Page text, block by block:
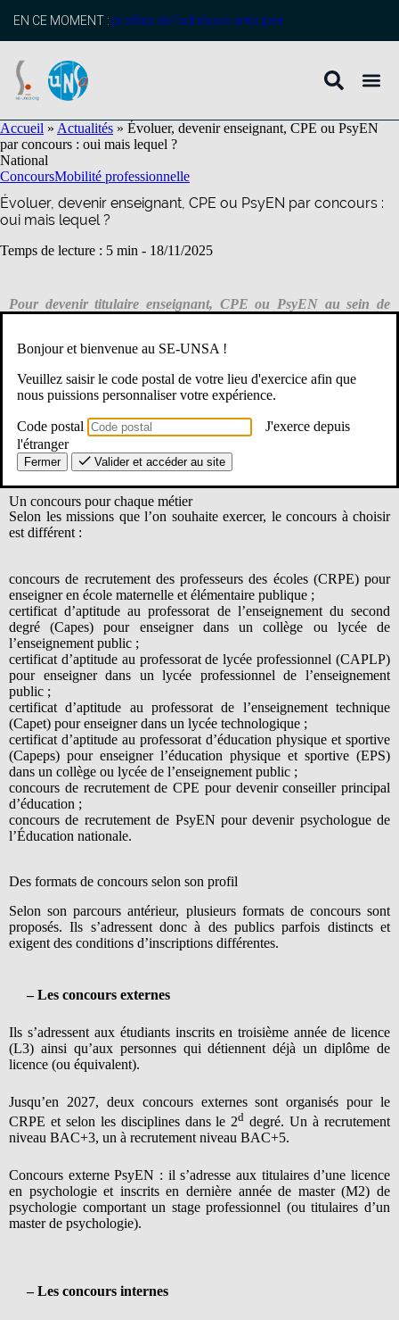
principal
EN CE MOMENT : profitez de l’adhésion anticipée
Accueil » Actualités » Évoluer, devenir enseignant, CPE ou PsyEN
par concours : oui mais lequel ?
National
ConcoursMobilité professionnelle
Évoluer, devenir enseignant, CPE ou PsyEN par concours :
oui mais lequel ?
Temps de lecture : 5 min - 18/11/2025
Pour devenir titulaire enseignant, CPE ou PsyEN au sein de
totalité des épreuves. Le choix du concours diffère selon les
Après un classement entre les candidats sur la base des résultats aux
épreuves, un nombre prédéfini de lauréats est recruté en tant que
stagiaires.
Une fois l’année de stage déroulée et validée, la titularisation acte
l’entrée dans le métier en tant que fonctionnaire titulaire de l’État.
Un concours pour chaque métier
Selon les missions que l’on souhaite exercer, le concours à choisir
est différent :
concours de recrutement des professeurs des écoles (CRPE) pour
enseigner en école maternelle et élémentaire publique ;
certificat d’aptitude au professorat de l’enseignement du second
degré (Capes) pour enseigner dans un collège ou lycée de
l’enseignement public ;
certificat d’aptitude au professorat de lycée professionnel (CAPLP)
pour enseigner dans un lycée professionnel de l’enseignement
public ;
certificat d’aptitude au professorat de l’enseignement technique
(Capet) pour enseigner dans un lycée technologique ;
certificat d’aptitude au professorat d’éducation physique et sportive
(Capeps) pour enseigner l’éducation physique et sportive (EPS)
dans un collège ou lycée de l’enseignement public ;
concours de recrutement de CPE pour devenir conseiller principal
d’éducation ;
concours de recrutement de PsyEN pour devenir psychologue de
l’Éducation nationale.
Des formats de concours selon son profil
Selon son parcours antérieur, plusieurs formats de concours sont
proposés. Ils s’adressent donc à des publics parfois distincts et
exigent des conditions d’inscriptions différentes.
– Les concours externes
Ils s’adressent aux étudiants inscrits en troisième année de licence
(L3) ainsi qu’aux personnes qui détiennent déjà un diplôme de
licence (ou équivalent).
Jusqu’en 2027, deux concours externes sont organisés pour le
CRPE et selon les disciplines dans le 2d degré. Un à recrutement
niveau BAC+3, un à recrutement niveau BAC+5.
Concours externe PsyEN : il s’adresse aux titulaires d’une licence
en psychologie et inscrits en dernière année de master (M2) de
psychologie comportant un stage professionnel (ou titulaires d’un
master de psychologie).
– Les concours internes
Bonjour et bienvenue au SE-UNSA !
Veuillez saisir le code postal de votre lieu d'exercice afin que
nous puissions personnaliser votre expérience.
Code postal
J'exerce depuis
l'étranger
Fermer Valider et accéder au site